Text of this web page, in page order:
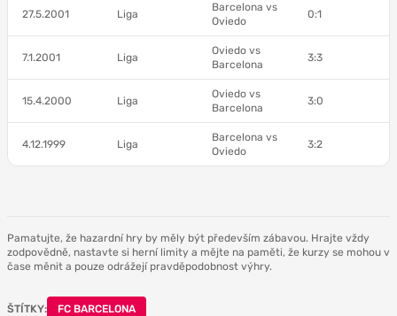
27.5.2001 Liga
Barcelona vs
Oviedo
0:1
7.1.2001 Liga
Oviedo vs
Barcelona
3:3
15.4.2000 Liga
Oviedo vs
Barcelona
3:0
4.12.1999 Liga
Barcelona vs
Oviedo
3:2
Pamatujte, že hazardní hry by měly být především zábavou. Hrajte vždy
zodpovědně, nastavte si herní limity a mějte na paměti, že kurzy se mohou v
čase měnit a pouze odrážejí pravděpodobnost výhry.
ŠTÍTKY: FC BARCELONA